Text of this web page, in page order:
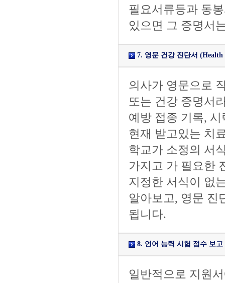
필요서류등과 동
있으면 그 증명서
7. 영문 건강 진단서
의사가 영문으로
또는 건강 증명서
예방 접종 기록,
현재 받고있는 치
학교가 소정의 서
가지고 가 필요한
지정한 서식이 없
알아보고, 영문 진
됩니다.
8. 언어 능력 시험 점수 보
일반적으로 지원